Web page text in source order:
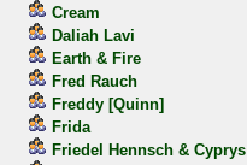
Cream
Daliah Lavi
Earth & Fire
Fred Rauch
Freddy [Quinn]
Frida
Friedel Hennsch & Cyprys